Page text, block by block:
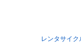
レンタサイク